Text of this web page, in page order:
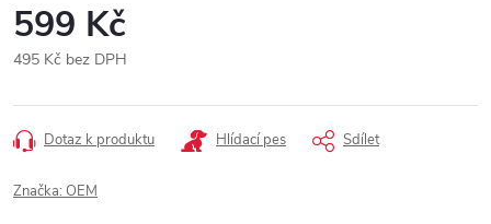
599 Kč
495 Kč bez DPH
cena:
Dotaz k produktu Hlídací pes Sdílet
Značka: OEM